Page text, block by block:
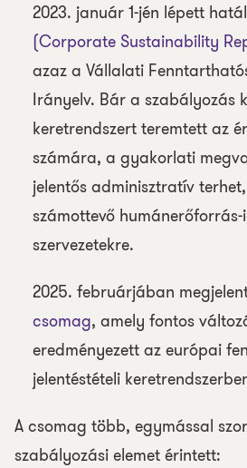
2023. január 1-jén lépett
(Corporate Sustainability
azaz a Vállalati
Irányelv. Bár a szabályozás
keretrendszert teremtett az
számára, a gyakorlati
jelentős adminisztratív
számottevő
szervezetekre.
2025. februárjában
csomag, amely fontos
eredményezett az európai
jelentéstételi
A csomag több, egymással
szabályozási elemet érintett: